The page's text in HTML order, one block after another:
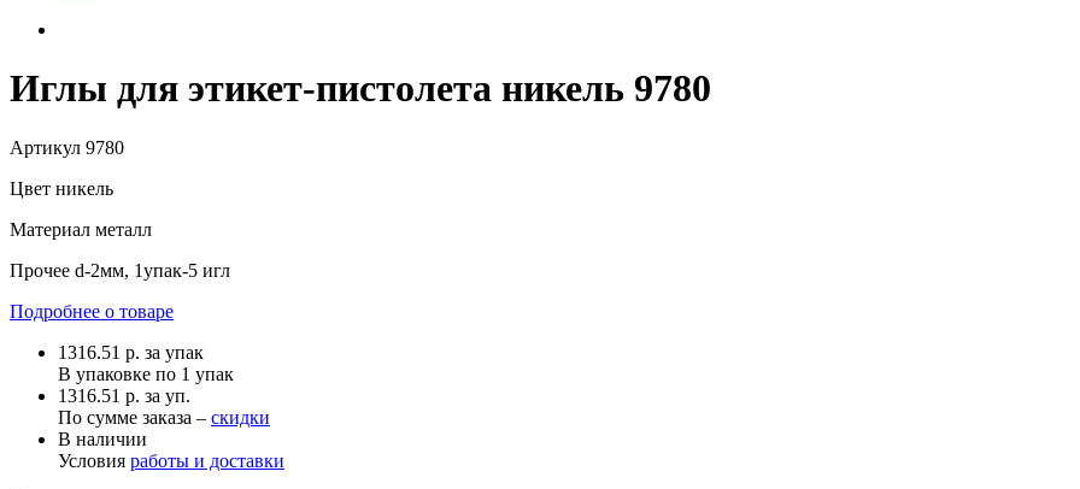
Иглы для этикет-пистолета никель 9780
Артикул 9780
Цвет никель
Материал металл
Прочее d-2мм, 1упак-5 игл
Подробнее о товаре
1316.51 р. за упак
В упаковке по 1 упак
1316.51 р. за уп.
По сумме заказа – скидки
В наличии
Условия работы и доставки